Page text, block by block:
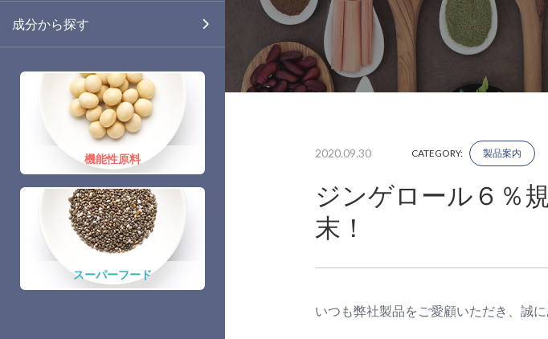
成分から探す
機能性原料
スーパーフード
2020.09.30 CATEGORY: 製品案内
ジンゲロール６％
末！
いつも弊社製品をご愛顧いただき、誠に